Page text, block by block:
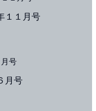
１１月号
月号